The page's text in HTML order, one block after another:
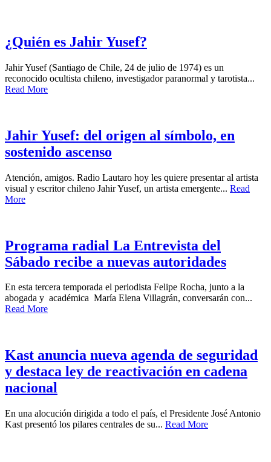
¿Quién es Jahir Yusef?
Jahir Yusef (Santiago de Chile, 24 de julio de 1974) es un
reconocido ocultista chileno, investigador paranormal y tarotista...
Read More
Jahir Yusef: del origen al símbolo, en
sostenido ascenso
Atención, amigos. Radio Lautaro hoy les quiere presentar al artista
visual y escritor chileno Jahir Yusef, un artista emergente... Read
More
Programa radial La Entrevista del
Sábado recibe a nuevas autoridades
En esta tercera temporada el periodista Felipe Rocha, junto a la
abogada y académica María Elena Villagrán, conversarán con...
Read More
Kast anuncia nueva agenda de seguridad
y destaca ley de reactivación en cadena
nacional
En una alocución dirigida a todo el país, el Presidente José Antonio
Kast presentó los pilares centrales de su... Read More